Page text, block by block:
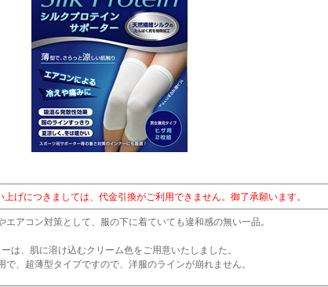
げにつきましては、代金引換がご利用できません。御了承願います。
エアコン対策として、服の下に着ていても違和感の無い一品。
ーは、肌に溶け込むクリーム色をご用意いたしました。
で、超薄型タイプですので、洋服のラインが崩れません。